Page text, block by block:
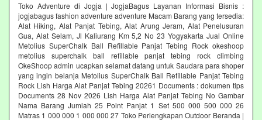
Toko Adventure di Jogja | JogjaBagus Layanan Informasi Bisnis :
jogjabagus fashion adventure adventure Macam Barang yang tersedia:
Alat Hiking, Alat Panjat Tebing, Alat Arung Jeram, Alat Penelusuran
Gua, Alat Selam, Jl Kaliurang Km 5,2 No 23 Yogyakarta Jual Online
Metolius SuperChalk Ball Refillable Panjat Tebing Rock okeshoop
metolius superchalk ball refillable panjat tebing rock climbing
OkeShoop admin ucapkan selamat datang untuk Saudara para shoper
yang ingin belanja Metolius SuperChalk Ball Refillable Panjat Tebing
Rock Lish Harga Alat Panjat Tebing 20261 Documents : dokumen tips
Documents 28 Nov 2026 Lish Harga Alat Panjat Tebing No Gambar
Nama Barang Jumlah 25 Point Panjat 1 Set 500 000 500 000 26
Matras 1 000 000 1 000 000 27 Toko Perlengkapan Outdoor Beranda |